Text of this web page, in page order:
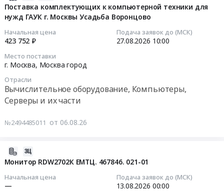
Поставка комплектующих к компьютерной техники для
нужд ГАУК г. Москвы Усадьба Воронцово
Начальная цена
423 752 ₽
Подача заявок до (МСК)
27.08.2026 10:00
Место поставки
г. Москва, Москва город
Отрасли
Вычислительное оборудование, Компьютеры,
Серверы и их части
№2494485011 от 06.08.26
Монитор RDW2702К ЕМТЦ. 467846. 021-01
Начальная цена
—
Подача заявок до (МСК)
13.08.2026 00:00